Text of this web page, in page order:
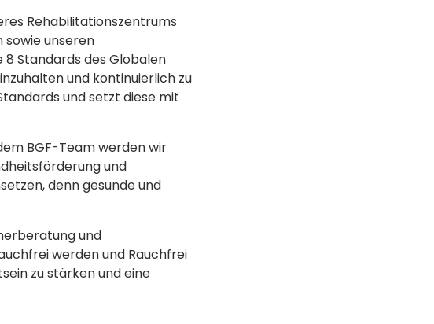
Rehabilitationszentrums
unseren
Standards des Globalen
und kontinuierlich zu
und setzt diese mit
BGF-Team werden wir
und
denn gesunde und
und
werden und Rauchfrei
zu stärken und eine